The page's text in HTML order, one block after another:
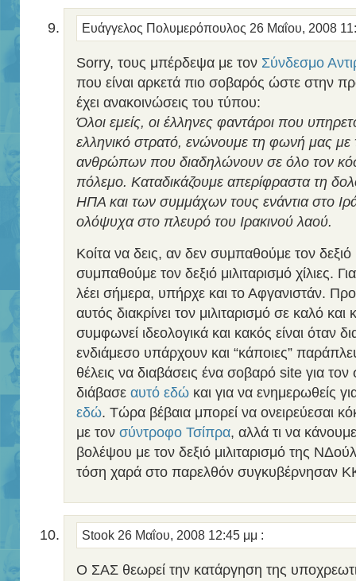
Ευάγγελος Πολυμερόπουλος 26 Μαΐου, 2008
Sorry, τους μπέρδεψα με τον Σύνδεσμο
που είναι αρκετά πιο σοβαρός ώστε στην
έχει ανακοινώσεις του τύπου:
Όλοι εμείς, οι έλληνες φαντάροι που
ελληνικό στρατό, ενώνουμε τη φωνή μας με
ανθρώπων που διαδηλώνουν σε όλο τον
πόλεμο. Καταδικάζουμε απερίφραστα τη
ΗΠΑ και των συμμάχων τους ενάντια στο
ολόψυχα στο πλευρό του Ιρακινού λαού.
Κοίτα να δεις, αν δεν συμπαθούμε τον δεξιό
συμπαθούμε τον δεξιό μιλιταρισμό χίλιες.
λέει σήμερα, υπήρχε και το Αφγανιστάν.
αυτός διακρίνει τον μιλιταρισμό σε καλό
συμφωνεί ιδεολογικά και κακός είναι όταν
ενδιάμεσο υπάρχουν και “κάποιες”
θέλεις να διαβάσεις ένα σοβαρό site για τον
διάβασε αυτό εδώ και για να ενημερωθείς
εδώ. Τώρα βέβαια μπορεί να ονειρεύεσαι
με τον σύντροφο Τσίπρα, αλλά τι να
βολέψου με τον δεξιό μιλιταρισμό της
τόση χαρά στο παρελθόν συγκυβέρνησαν
Stook 26 Μαΐου, 2008 12:45 μμ :
Ο ΣΑΣ θεωρεί την κατάργηση της